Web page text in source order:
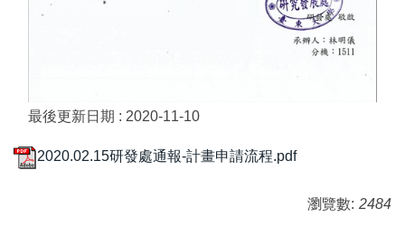
最後更新日期 : 2020-11-10
2020.02.15研發處通報-計畫申請流程.pdf
瀏覽數: 2484